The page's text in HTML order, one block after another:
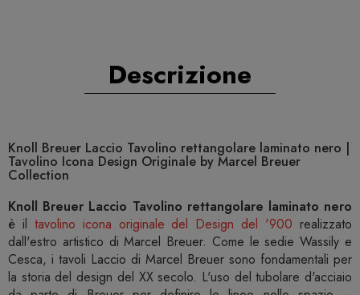
Descrizione
Knoll Breuer Laccio Tavolino rettangolare laminato nero |
Tavolino Icona Design Originale by Marcel Breuer
Collection
Knoll Breuer Laccio Tavolino rettangolare laminato nero
è il tavolino icona originale del Design del '900 realizzato
dall'estro artistico di Marcel Breuer. Come le sedie Wassily e
Cesca, i tavoli Laccio di Marcel Breuer sono fondamentali per
la storia del design del XX secolo. L'uso del tubolare d'acciaio